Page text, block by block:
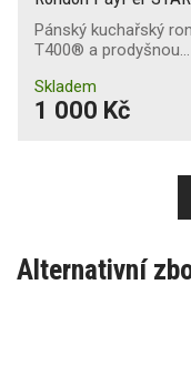
Pánský kuchařský
T400® a prodyšnou…
Skladem
1 000 Kč
Alternativní